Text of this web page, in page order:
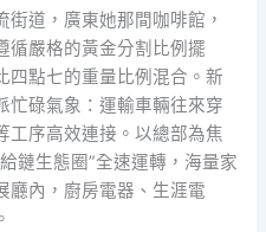
道，廣東她那間咖啡館，
循嚴格的黃金分割比例擺
四點七的重量比例混合。新
忙碌氣象：運輸車輛往來穿
工序高效連接。以總部為焦
鏈生態圈”全速運轉，海量家
廳內，廚房電器、生涯電